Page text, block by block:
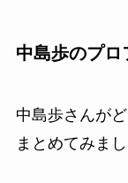
中島歩のプロ
中島歩さんが
まとめてみまし